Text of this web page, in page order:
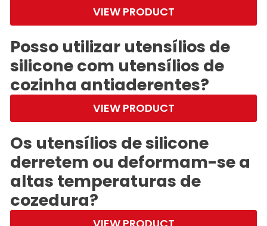
VIEW PRODUCT
Posso utilizar utensílios de
silicone com utensílios de
cozinha antiaderentes?
VIEW PRODUCT
Os utensílios de silicone
derretem ou deformam-se a
altas temperaturas de
cozedura?
VIEW PRODUCT